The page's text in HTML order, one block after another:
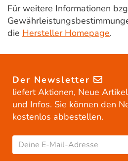
Für weitere Informationen
die Hersteller Homepage.
Der Newsletter
liefert Aktionen, Neue
und Infos. Sie können den
kostenlos abbestellen.